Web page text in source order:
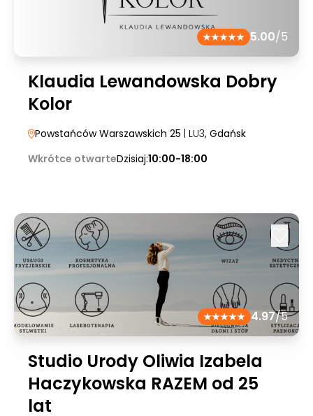
5.00/5
Klaudia Lewandowska Dobry
Kolor
Powstańców Warszawskich 25 | LU3, Gdańsk
Wkrótce otwarteDzisiaj:10:00-18:00
4.97/5
Studio Urody Oliwia Izabela
Haczykowska RAZEM od 25
lat